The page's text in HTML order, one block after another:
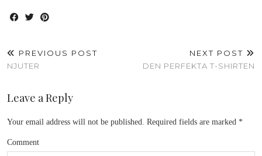
PREVIOUS POST
NJUTER
NEXT POST
DEN PERFEKTA T-SHIRTEN
Leave a Reply
Your email address will not be published. Required fields are marked *
Comment